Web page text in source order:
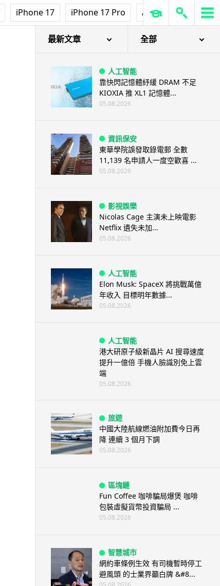
iPhone 17 iPhone 17 Pro AirPods Pro 3
最新文章 全部
人工智能
靠快閃記憶體紓緩 DRAM 不足
KIOXIA 推 XL1 記憶體...
05.08.2026
資訊保安
東華學院誤發取錄電郵 全數
11,139 名申請人一度空歡喜 ...
05.08.2026
影視娛樂
Nicolas Cage 主演未上映電影
Netflix 遺失未加...
05.08.2026
人工智能
Elon Musk: SpaceX 將挑戰萬億
年收入 目標明年數據...
05.08.2026
人工智能
港大研原子級新晶片 AI 搜尋速度
提升一億倍 手機人臉識別免上雲
端
05.08.2026
旅遊
中國大陸航線燃油附加費今日再
降 連續 3 個月下調
05.08.2026
區塊鏈
Fun Coffee 咖啡騙局爆煲 咖啡
包裝虛擬貨幣投資騙局 ...
05.08.2026
智慧城市
網約車條例生效 有司機暫時停工
避風頭 的士業界籲白牌 &#8...